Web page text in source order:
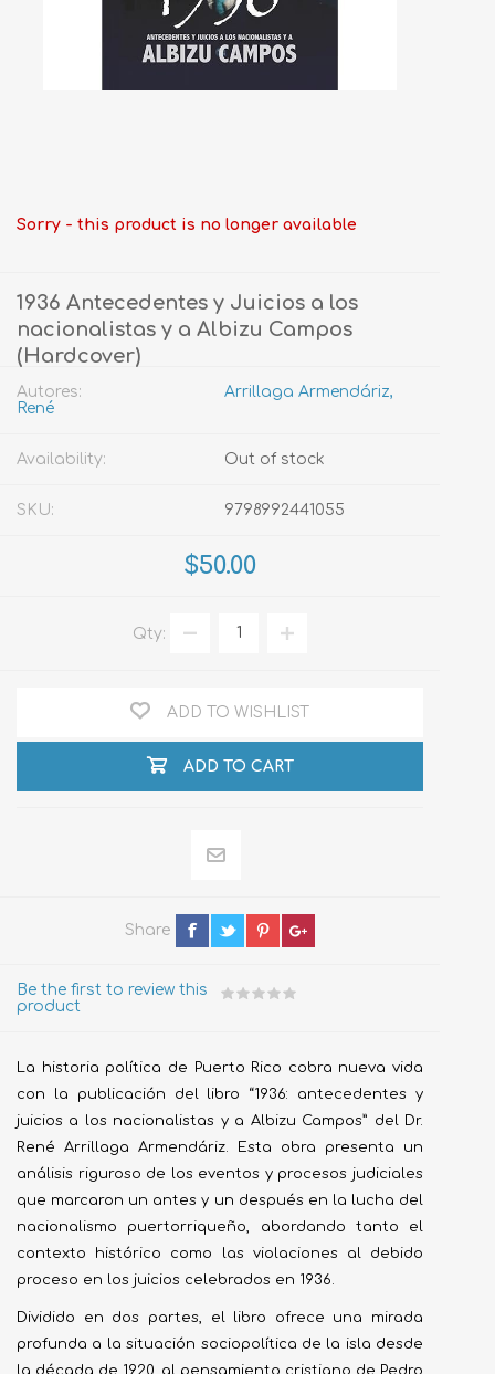
Sorry - this product is no longer available
1936 Antecedentes y Juicios a los
nacionalistas y a Albizu Campos
(Hardcover)
Autores:
Arrillaga Armendáriz,
René
Availability: Out of stock
SKU: 9798992441055
$50.00
Qty:
ADD TO WISHLIST
ADD TO CART
Share
Be the first to review this
product
La historia política de Puerto Rico cobra nueva vida
con la publicación del libro “1936: antecedentes y
juicios a los nacionalistas y a Albizu Campos” del Dr.
René Arrillaga Armendáriz. Esta obra presenta un
análisis riguroso de los eventos y procesos judiciales
que marcaron un antes y un después en la lucha del
nacionalismo puertorriqueño, abordando tanto el
contexto histórico como las violaciones al debido
proceso en los juicios celebrados en 1936.
Dividido en dos partes, el libro ofrece una mirada
profunda a la situación sociopolítica de la isla desde